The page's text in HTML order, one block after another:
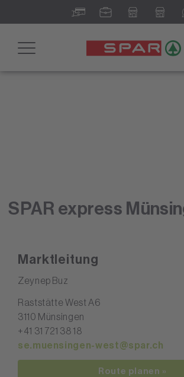
Toggle
SPAR express
Marktleitung
Zeynep Buz
Raststätte West A6
3110 Münsingen
+41 31 721 38 18
se.muensingen-west@spar.ch
Route planen »